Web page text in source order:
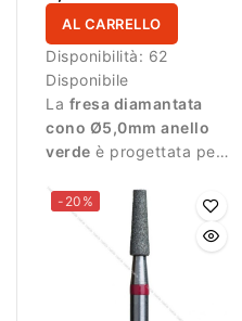
AL CARRELLO
Disponibilità: 62
Disponibile
La fresa diamantata
cono Ø5,0mm anello
verde è progettata per
superficie dell’unghia
durante la manicure
professionale.
-20%